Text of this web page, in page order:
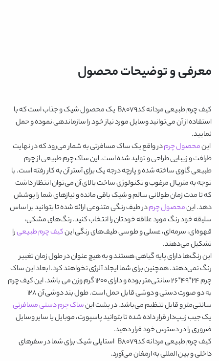
معرفی و توضیحات محصول
کیف چرم طبیعی مردانه کدB8079
یک محصول شیک و جذاب است که با
استفاده از آن می‌توانید وسایل مورد نیاز خود را سازماندهی نموده و حمل
نمایید.
اینمحصول چرمدر واقع یک ساک مسافرتی به شمار می‌رود که در نهایت
ظرافت و زیبایی طراحی و تولید شده است. این ساک چرم طبیعی از چرم
طبیعی گاوی ساخته شده و پارچه درجه یک برای آستر آن به کار رفته است. با
توجه به متریال مرغوب و تکنولوژی ساخت بالای آن می‌توان انتظار داشت
که تا مدت زمان طولانی سالم و شیک باقی مانده و نیازهای شما را پوشش
دهد. اینمحصول چرمدر طیف رنگی متنوعی ارائه شده تا بتوانید بر اساس
سلیقه خود رنگ مورد علاقه خودتان را انتخاب کنید. رنگ‌هایمشکی،
قهوه‌ای، سرمه‌ای، عسلی و طوسیطیف‌های رنگی اینکیف چرم طبیعیرا
تشکیل می‌دهند.
این رنگ‌ها دارای پایه گیاهی هستند و به هیچ عنوان در طول زمان تغییر
رنگ نمی‌دهند. همچنین برای شما ایجاد آلرژی نخواهند کرد. ابعاد این ساک
چرم ۲۴*۴۹*۲۶ سانتی‌متر بوده و دارای ۱۲۰۰ گرم وزن می باشد. این کیف چرم
به دو صورت دستی و دوشی قابل حمل است. طول بند دوشی آن ۱۲۸
سانتی‌متر و قابل تنظیم می‌باشد. در پشت اینساک چرم دستی مسافرتی
یک جیب زیپ‌دار قرار داده شده تا بتوانید پاسپورت، موبایل یا سایر وسایل
ضروری را در دسترس خود قرار دهید.
کیف چرم طبیعی مردانه کدB8079
استایلی شیک برای شما در سفرهای
داخلی و بین المللی به ارمغان می‌آورد.